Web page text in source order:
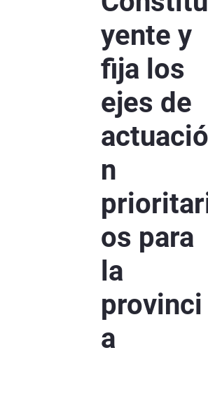
yente y
fija los
ejes de
actuació
n
os para
la
provinci
a